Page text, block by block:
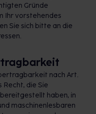
Gründe
Ihr vorstehendes
Sie sich bitte an die
nach Art.
Recht, die Sie
haben, in
maschinenlesbaren